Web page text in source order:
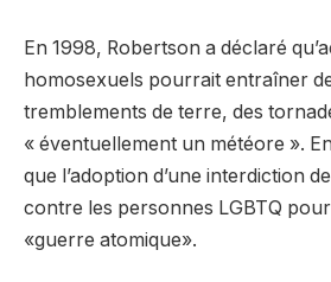
En 1998, Robertson a déclaré
homosexuels pourrait entraîner
tremblements de terre, des
« éventuellement un météore ».
que l’adoption d’une interdiction
contre les personnes LGBTQ
«guerre atomique».